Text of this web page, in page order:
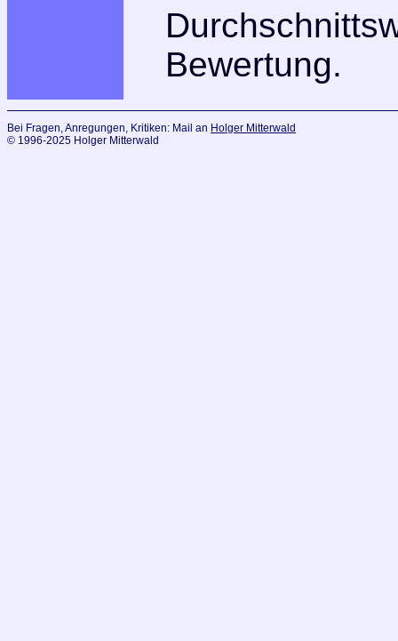
Bewertung.
Bei Fragen, Anregungen, Kritiken: Mail an Holger Mitterwald
© 1996-2025 Holger Mitterwald